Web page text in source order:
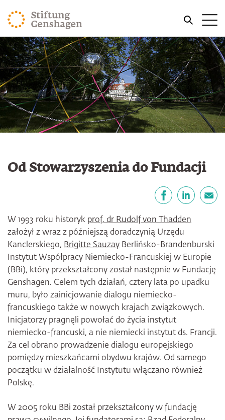
PRZJDŹ DO TREŚCI GŁÓWNEJ
PRZEJDŹ DO WYSZUKIWARKI
Od Stowarzyszenia do Fundacji
W 1993 roku historyk prof. dr Rudolf von Thadden
założył z wraz z późniejszą doradczynią Urzędu
Kanclerskiego, Brigitte Sauzay Berlińsko-Brandenburski
Instytut Współpracy Niemiecko-Francuskiej w Europie
(BBi), który przekształcony został następnie w Fundację
Genshagen. Celem tych działań, cztery lata po upadku
muru, było zainicjowanie dialogu niemiecko-
francuskiego także w nowych krajach związkowych.
Inicjatorzy pragnęli powołać do życia instytut
niemiecko-francuski, a nie niemiecki instytut ds. Francji.
Za cel obrano prowadzenie dialogu europejskiego
pomiędzy mieszkańcami obydwu krajów. Od samego
początku w działalność Instytutu włączano również
Polskę.
W 2005 roku BBi został przekształcony w fundację